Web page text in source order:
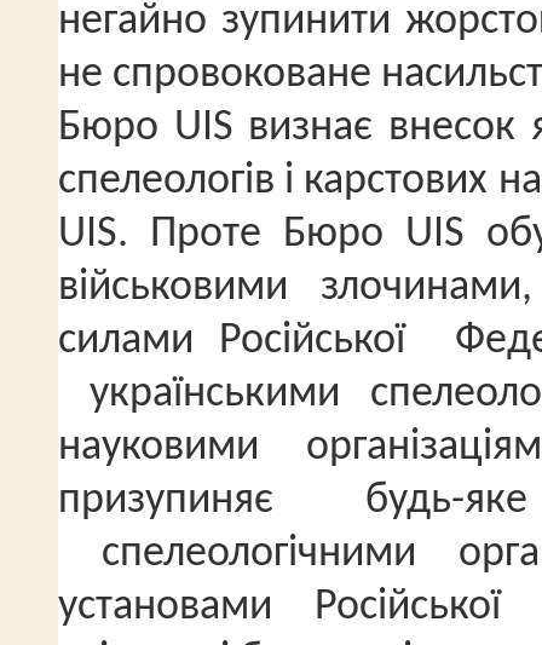
негайно зупинити
не спровоковане
Бюро UIS визнає внесок
спелеологів і карстових
UIS. Проте Бюро UIS
військовими
силами Російської
українськими
науковими
призупиняє будь-
спелеологічними
установами